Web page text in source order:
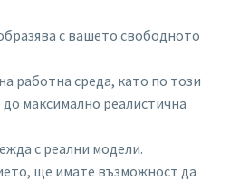
с вашето свободното
работна среда, като по този
максимално реалистична
с реални модели.
ще имате възможност да